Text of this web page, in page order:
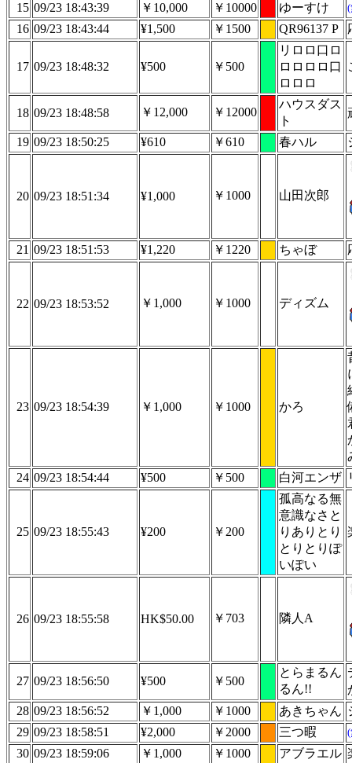
15 09/23 18:43:39 ￥10,000 ￥10000 ゆーすけ
16 09/23 18:43:44 ¥1,500 ￥1500 QR96137 P
17 09/23 18:48:32 ¥500 ￥500
リロロ口ロ
ロロロロ口
ロロロ
18 09/23 18:48:58 ￥12,000 ￥12000
ハウスダス
ト
19 09/23 18:50:25 ¥610 ￥610 春ハル
20 09/23 18:51:34 ¥1,000 ￥1000 山田次郎
21 09/23 18:51:53 ¥1,220 ￥1220 ちゃぼ
22 09/23 18:53:52 ￥1,000 ￥1000 ディズム
23 09/23 18:54:39 ￥1,000 ￥1000 かろ
24 09/23 18:54:44 ¥500 ￥500 白河エンザ
25 09/23 18:55:43 ¥200 ￥200
孤高なる無
意識なさと
りありとり
とりとりぽ
いぽい
26 09/23 18:55:58 HK$50.00 ￥703 隣人A
27 09/23 18:56:50 ¥500 ￥500
とらまるん
るん!!
28 09/23 18:56:52 ￥1,000 ￥1000 あきちゃん
29 09/23 18:58:51 ¥2,000 ￥2000 三つ暇
30 09/23 18:59:06 ￥1,000 ￥1000 アブラエル